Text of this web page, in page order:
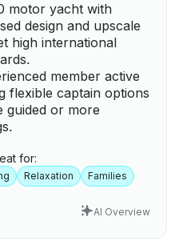
motor yacht with
design and upscale
high international
member active
flexible captain options
guided or more
for:
Relaxation Families
AI Overview